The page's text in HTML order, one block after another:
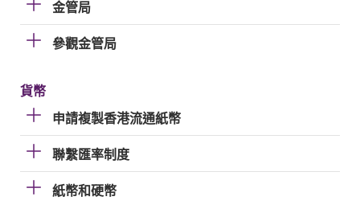
金管局
參觀金管局
貨幣
申請複製香港流通紙幣
聯繫匯率制度
紙幣和硬幣